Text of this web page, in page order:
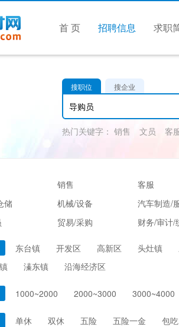
首 页 招聘信息 求职
搜职位 搜企业
热门关键字： 销售 文员 客
销售
客服
储
机械/设备
汽车制造/
贸易/采购
财务/审计/
介/公关
广告/会展/咨询
力/矿产
环保
东台镇 开发区 高新区 头灶镇
溱东镇 沿海经济区
1000~2000 2000~3000 3000~4000
单休 双休 五险 五险一金
包吃